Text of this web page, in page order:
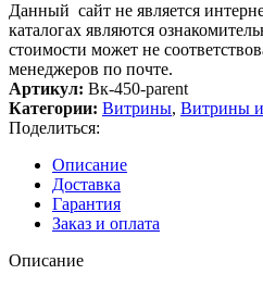
Данный сайт не является
каталогах являются
стоимости может не
менеджеров по почте.
Артикул: Вк-450-parent
Категории: Витрины, Витрины
Поделиться:
Описание
Доставка
Гарантия
Заказ и оплата
Описание